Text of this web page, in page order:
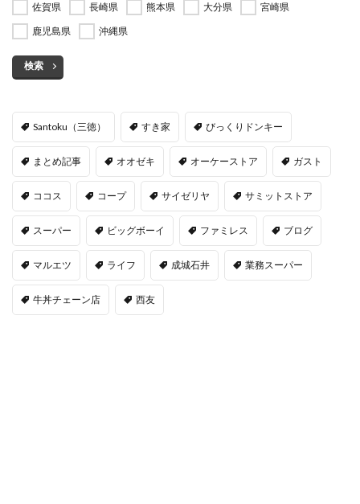
佐賀県
長崎県 熊本県 大分県
宮崎県
鹿児島県
沖縄県
検索
Santoku（三徳） すき家 びっくりドンキー
まとめ記事 オオゼキ オーケーストア ガスト
ココス コープ サイゼリヤ サミットストア
スーパー ビッグボーイ ファミレス ブログ
マルエツ ライフ 成城石井 業務スーパー
牛丼チェーン店 西友